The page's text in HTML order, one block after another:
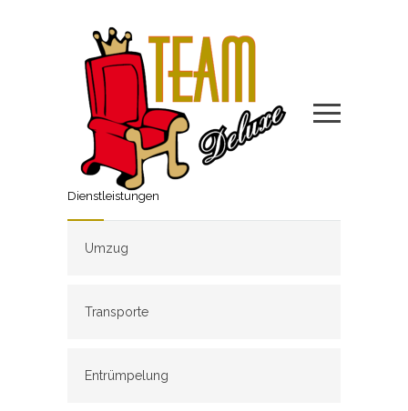
Dienstleistungen
Umzug
Transporte
Entrümpelung